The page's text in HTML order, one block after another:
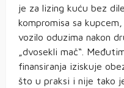
je za lizing kuću bez
kompromisa sa
vozilo oduzima nakon
„dvosekli mač“.
finansiranja iziskuje
što u praksi i nije tako